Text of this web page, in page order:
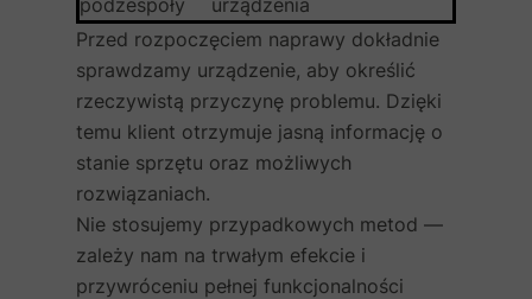
podzespoły
urządzenia
Przed rozpoczęciem naprawy dokładnie
sprawdzamy urządzenie, aby określić
rzeczywistą przyczynę problemu. Dzięki
temu klient otrzymuje jasną informację o
stanie sprzętu oraz możliwych
rozwiązaniach.
Nie stosujemy przypadkowych metod —
zależy nam na trwałym efekcie i
przywróceniu pełnej funkcjonalności